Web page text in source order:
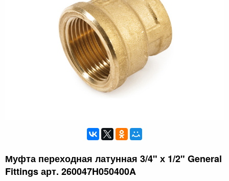
Муфта переходная латунная 3/4" х 1/2" General
Fittings арт. 260047H050400A